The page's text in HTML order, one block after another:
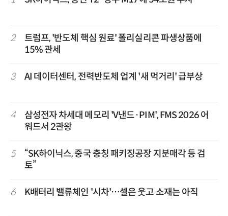
2
트럼프, '반도체 핵심 원료' 폴리실리콘 파생상품에
15% 관세
3 AI 데이터센터, 전력반도체 업계 '새 먹거리' 급부상
4
삼성전자 차세대 메모리 'V낸드·PIM', FMS 2026 어
워드서 2관왕
5
“SK하이닉스, 중국 충칭 패키징공장 지분매각 등 검
토”
6 K배터리 밸류체인 '시차'…셀은 웃고 소재는 아직